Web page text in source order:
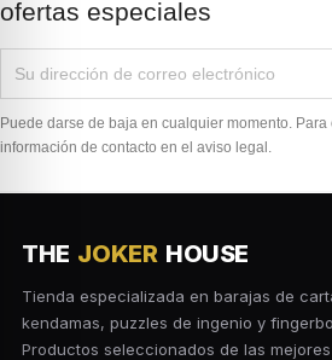
ofertas especiales
Puede darse de baja en cualquier momento.
información de contacto en el aviso legal.
THE JOKER HOUSE
Tienda especializada en barajas de
kendamas, puzzles de ingenio y
Productos seleccionados de las mejores